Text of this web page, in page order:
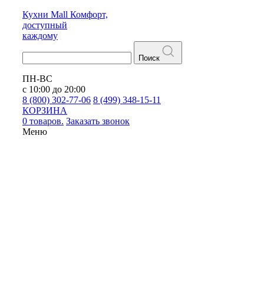
Кухни Mall Комфорт,
доступный
каждому
Поиск
ПН-ВС
с 10:00 до 20:00
8 (800) 302-77-06 8 (499) 348-15-11
КОРЗИНА
0 товаров. Заказать звонок
Меню